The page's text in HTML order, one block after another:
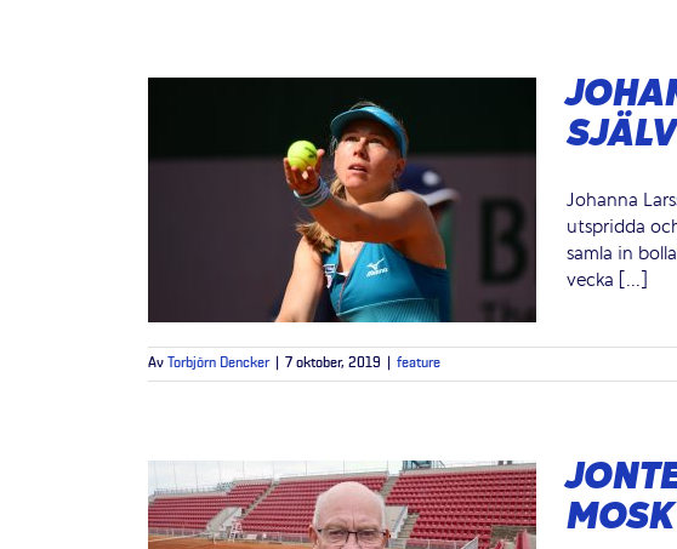
Johanna
utspridda
samla in
vecka [...]
Av Torbjörn Dencker 7 oktober, 2019 feature